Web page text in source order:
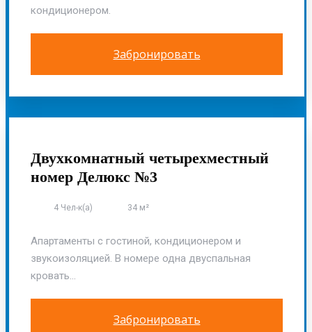
кондиционером.
Забронировать
Двухкомнатный четырехместный
номер Делюкс №3
4 Чел-к(а) 34 м²
Апартаменты с гостиной, кондиционером и
звукоизоляцией. В номере одна двуспальная
кровать...
Забронировать